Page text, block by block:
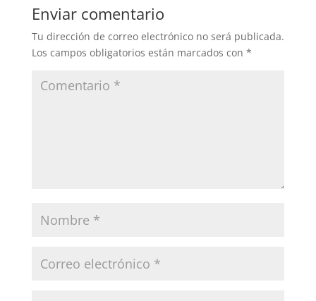
Enviar comentario
Tu dirección de correo electrónico no será publicada.
Los campos obligatorios están marcados con *